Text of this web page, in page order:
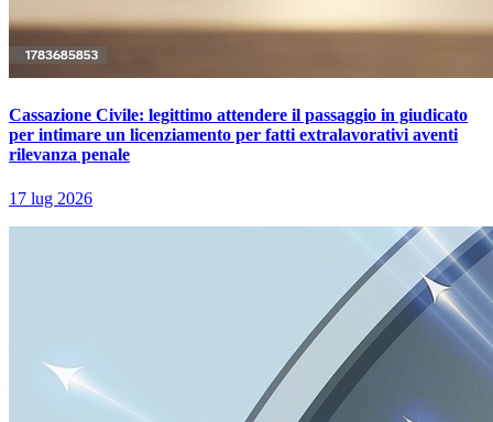
Cassazione Civile: legittimo attendere il passaggio in giudicato
per intimare un licenziamento per fatti extralavorativi aventi
rilevanza penale
17 lug 2026